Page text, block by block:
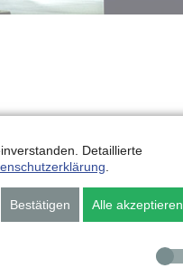
ZU
Detaillierte
Bestätigen Alle akzeptieren